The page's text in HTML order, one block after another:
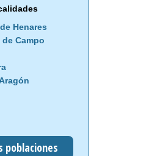
Henares
Campo
poblaciones